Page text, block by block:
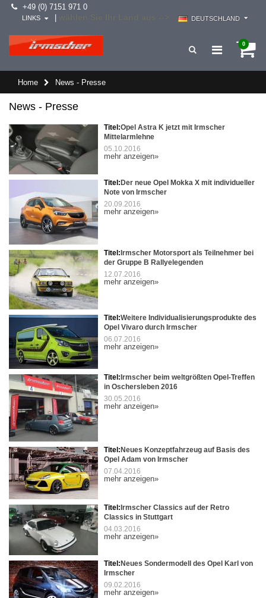
+49 (0) 7151 971 0
DEUTSCHLAND
LINKS
0
Home News - Presse
News - Presse
Titel:Opel Astra K jetzt mit Irmscher
Mittelarmlehne
05.10.2016
mehr anzeigen»
Titel: Der neue Opel Mokka X mit individueller
Note von Irmscher
20.09.2016
mehr anzeigen»
Titel: Irmscher Motorsport als Teilnehmer bei
der Gruppe B Rallyelegenden
12.07.2016
mehr anzeigen»
Titel:Weitere Individualisierungsprodukte des
Opel Vivaro durch Irmscher
06.07.2016
mehr anzeigen»
Titel: Irmscher beim weltgrößten Opel-Treffen
in Oschersleben 2016
30.05.2016
mehr anzeigen»
Titel: Neues Konzeptfahrzeug auf Basis des
Opel Adam von Irmscher
07.04.2016
mehr anzeigen»
Titel: Irmscher Classics auf der Retro
Classics in Stuttgart
04.03.2016
mehr anzeigen»
Titel: Neues Sondermodell des Opel Karl von
Irmscher
09.02.2016
mehr anzeigen»